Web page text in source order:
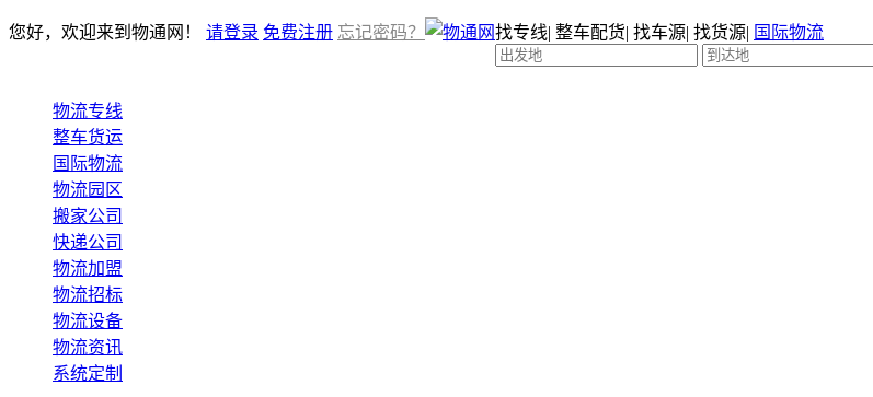
您好，欢迎来到物通网！ 请登录 免费注册 忘记密码？
找专线| 整车配货| 找车源| 找货源| 国际物流
物流专线
整车货运
国际物流
物流园区
搬家公司
快递公司
物流加盟
物流招标
物流设备
物流资讯
系统定制